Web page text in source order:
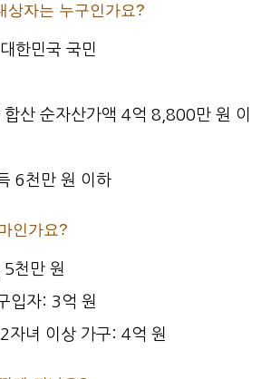
상자는 누구인가요?
한민국 국민
산 순자산가액 4억 8,800만 원 이
6천만 원 이하
인가요?
천만 원
입자: 3억 원
자녀 이상 가구: 4억 원